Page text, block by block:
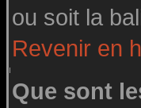
ou soit la
Revenir en
Que sont